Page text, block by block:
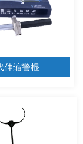
伸缩警棍